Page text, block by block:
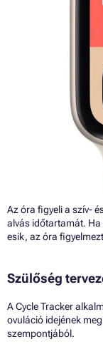
Az óra figyeli a szív-
alvás időtartamát.
esik, az óra
Szülőség
A Cycle Tracker
ovuláció idejének
szempontjából.